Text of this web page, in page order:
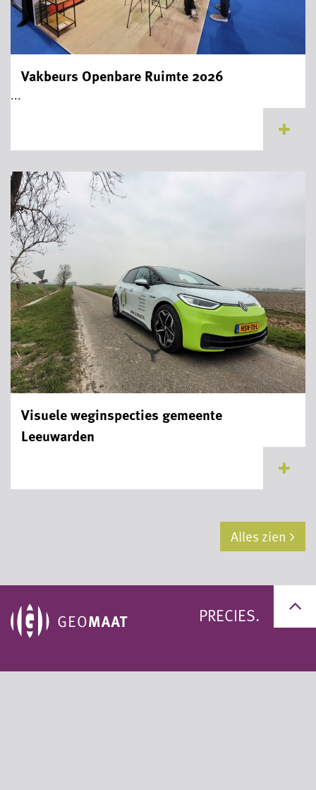
Vakbeurs Openbare Ruimte 2026
...
Visuele weginspecties gemeente
Leeuwarden
Alles zien
PRECIES.